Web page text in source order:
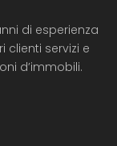
di esperienza
clienti servizi e
d’immobili.